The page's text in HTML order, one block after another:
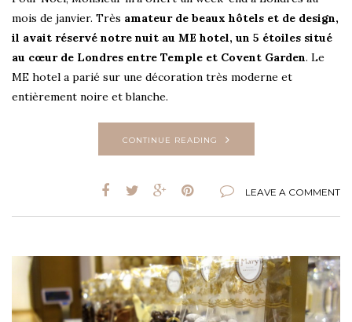
mois de janvier. Très amateur de beaux hôtels et de design,
il avait réservé notre nuit au ME hotel, un 5 étoiles situé
au cœur de Londres entre Temple et Covent Garden. Le
ME hotel a parié sur une décoration très moderne et
entièrement noire et blanche.
CONTINUE READING
LEAVE A COMMENT